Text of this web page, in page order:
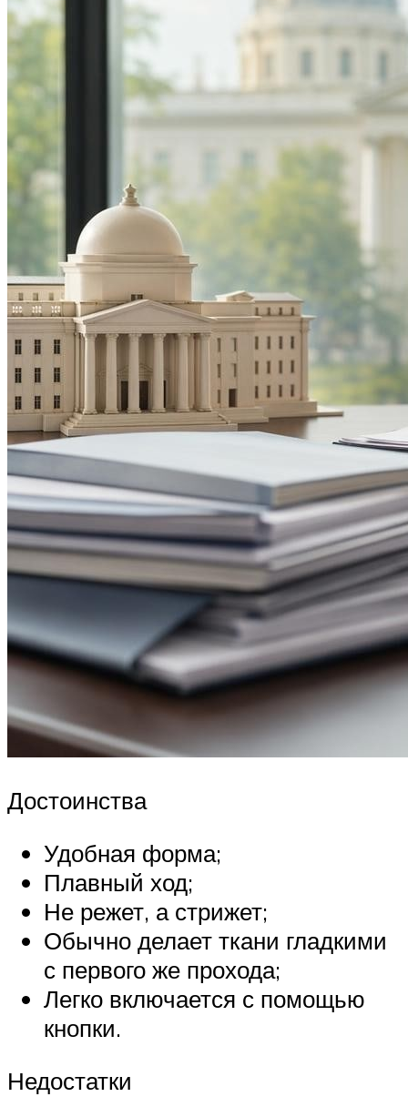
Достоинства
Удобная форма;
Плавный ход;
Не режет, а стрижет;
Обычно делает ткани гладкими
с первого же прохода;
Легко включается с помощью
кнопки.
Недостатки